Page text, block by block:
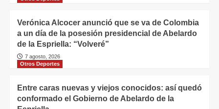
Verónica Alcocer anunció que se va de Colombia
a un día de la posesión presidencial de Abelardo
de la Espriella: “Volveré”
7 agosto, 2026
Otros Deportes
Entre caras nuevas y viejos conocidos: así quedó
conformado el Gobierno de Abelardo de la